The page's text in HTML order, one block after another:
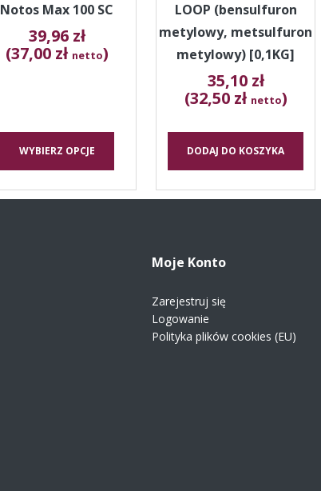
Notos Max 100 SC
39,96 zł
(37,00 zł netto)
WYBIERZ OPCJE
produktu
LOOP (bensulfuron
metylowy, metsulfuron
metylowy) [0,1KG]
35,10 zł
(32,50 zł netto)
DODAJ DO KOSZYKA
Moje Konto
Zarejestruj się
Logowanie
Polityka plików cookies (EU)